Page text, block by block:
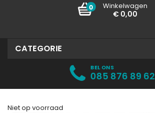
Winkelwagen
0
€ 0,00
CATEGORIE
BEL ONS
085 876 89 62
Niet op voorraad